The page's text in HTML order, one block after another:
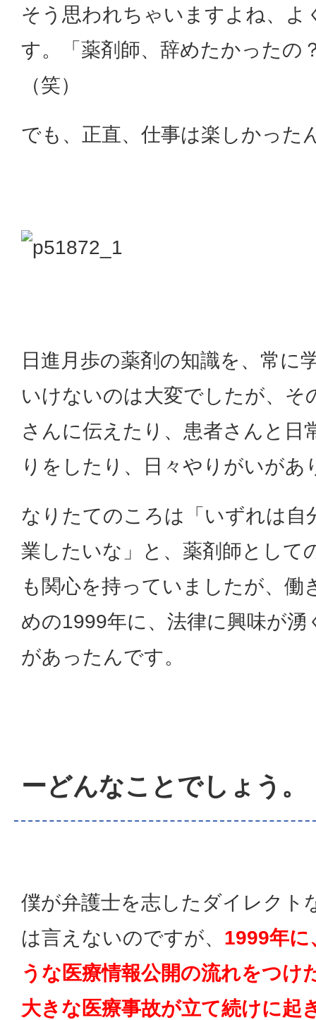
そう思われちゃいますよね、よ
す。「薬剤師、辞めたかったの
（笑）
でも、正直、仕事は楽しかった
日進月歩の薬剤の知識を、常に
いけないのは大変でしたが、そ
さんに伝えたり、患者さんと日
りをしたり、日々やりがいがあ
なりたてのころは「いずれは自
業したいな」と、薬剤師として
も関心を持っていましたが、働
めの1999年に、法律に興味が湧
があったんです。
ーどんなことでしょう。
僕が弁護士を志したダイレクト
は言えないのですが、 1999年
うな医療情報公開の流れをつけ
大きな医療事故が立て続けに起